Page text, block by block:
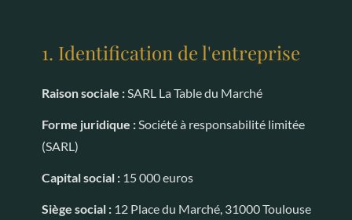
1. Identification de l'entreprise
Raison sociale :SARL La Table du Marché
Forme juridique :Société à responsabilité limitée
(SARL)
Capital social :15 000 euros
Siège social :12 Place du Marché, 31000 Toulouse